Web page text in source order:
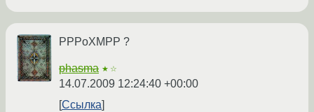
PPPoXMPP ?
phasma ★☆
14.07.2009 12:24:40 +00:00
Ссылка